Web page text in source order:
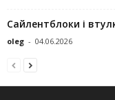
Сайлентблоки і
oleg - 04.06.2026